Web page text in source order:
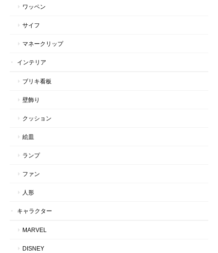
ワッペン
サイフ
マネークリップ
インテリア
ブリキ看板
壁飾り
クッション
絵皿
ランプ
ファン
人形
キャラクター
MARVEL
DISNEY